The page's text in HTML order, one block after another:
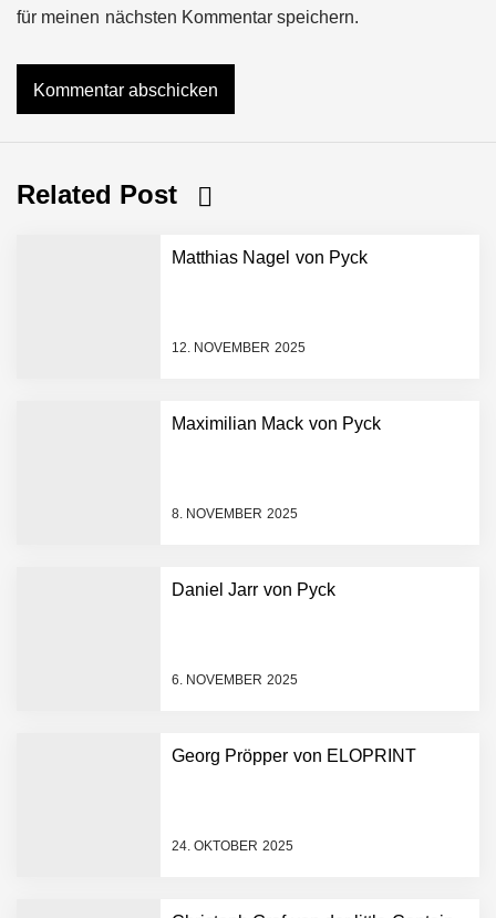
für meinen nächsten Kommentar speichern.
Related Post
Matthias Nagel von Pyck
12. NOVEMBER 2025
Maximilian Mack von Pyck
8. NOVEMBER 2025
Daniel Jarr von Pyck
6. NOVEMBER 2025
Georg Pröpper von ELOPRINT
24. OKTOBER 2025
Dollar bekannt, um den
Plattform zu beschleunigen
NEURA Robotics und
AI breit auszurollen
Humanoider Roboter bringt
FiniteNow ermöglicht